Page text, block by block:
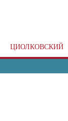
ЦИОЛКОВСКИЙ